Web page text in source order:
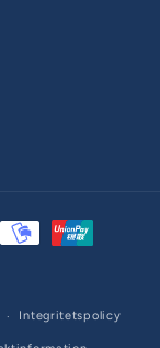
Integritetspolicy